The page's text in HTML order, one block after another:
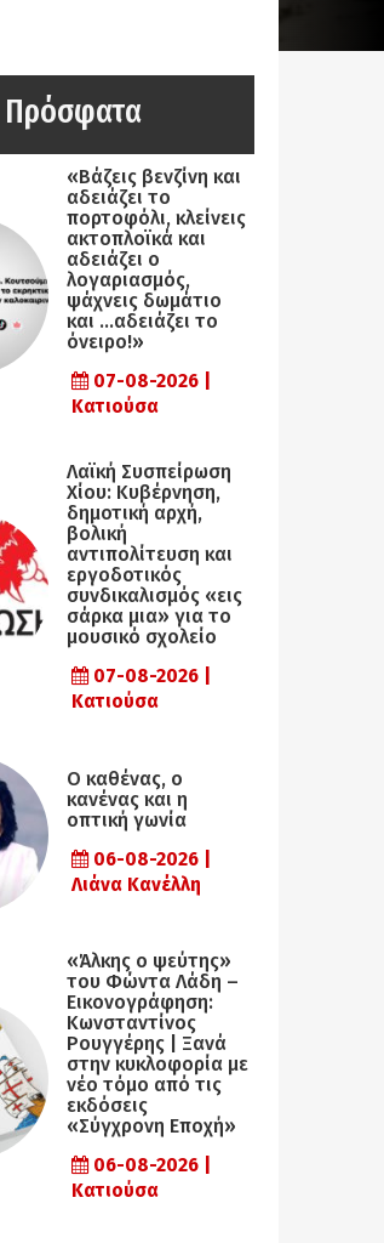
Πρόσφατα
«Βάζεις βενζίνη και
αδειάζει το
πορτοφόλι, κλείνεις
ακτοπλοϊκά και
αδειάζει ο
λογαριασμός,
ψάχνεις δωμάτιο
και …αδειάζει το
όνειρο!»
07-08-2026 |
Κατιούσα
Λαϊκή Συσπείρωση
Χίου: Κυβέρνηση,
δημοτική αρχή,
βολική
αντιπολίτευση και
εργοδοτικός
συνδικαλισμός «εις
σάρκα μια» για το
μουσικό σχολείο
07-08-2026 |
Κατιούσα
Ο καθένας, ο
κανένας και η
οπτική γωνία
06-08-2026 |
Λιάνα Κανέλλη
«Άλκης ο ψεύτης»
του Φώντα Λάδη –
Εικονογράφηση:
Κωνσταντίνος
Ρουγγέρης | Ξανά
στην κυκλοφορία με
νέο τόμο από τις
εκδόσεις
«Σύγχρονη Εποχή»
06-08-2026 |
Κατιούσα